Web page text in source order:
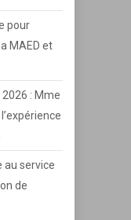
pour
MAED et
: Mme
au service
de